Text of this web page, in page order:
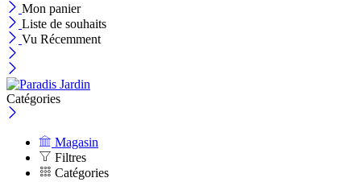
Mon panier
Liste de souhaits
Vu Récemment
Catégories
Magasin
Filtres
Catégories